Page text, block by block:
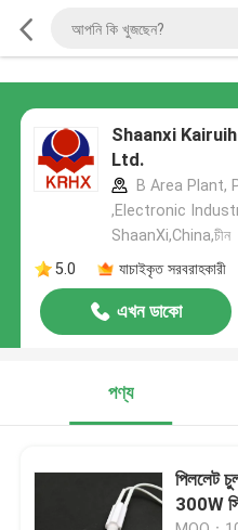
Shaanxi
Ltd.
B Area Plant,
,Electronic
ShaanXi,China,চীন
5.0
যাচাইকৃত সরবরাহকারী
এখন ডাকো
পণ্য
পিললেট
300W